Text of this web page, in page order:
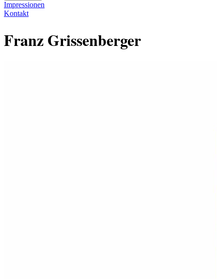
Impressionen
Kontakt
Franz Grissenberger